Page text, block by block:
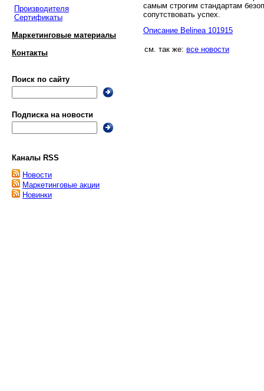
Производителя
Сертификаты
Маркетинговые материалы
Контакты
Поиск по сайту
Подписка на новости
Каналы RSS
Новости
Маркетинговые акции
Новинки
самым строгим стандартам
сопутствовать успех.
Описание Belinea 101915
см. так же: все новости